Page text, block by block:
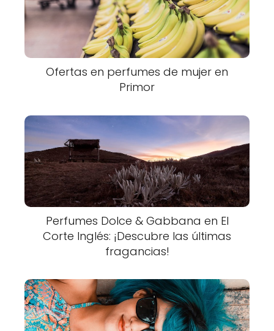
Ofertas en perfumes de mujer en
Primor
Perfumes Dolce & Gabbana en El
Corte Inglés: ¡Descubre las últimas
fragancias!